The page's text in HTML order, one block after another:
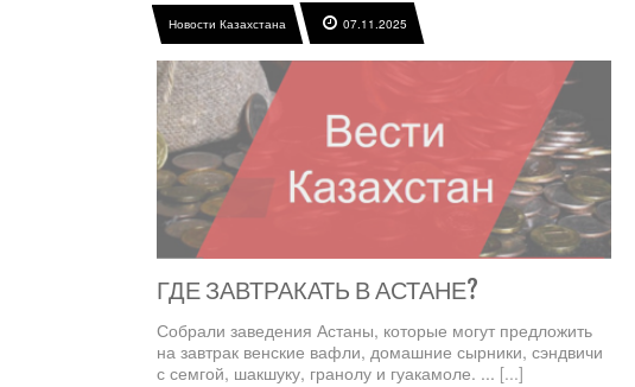
Новости Казахстана 07.11.2025
ГДЕ ЗАВТРАКАТЬ В АСТАНЕ?
Собрали заведения Астаны, которые могут предложить
на завтрак венские вафли, домашние сырники, сэндвичи
с семгой, шакшуку, гранолу и гуакамоле. ... [...]